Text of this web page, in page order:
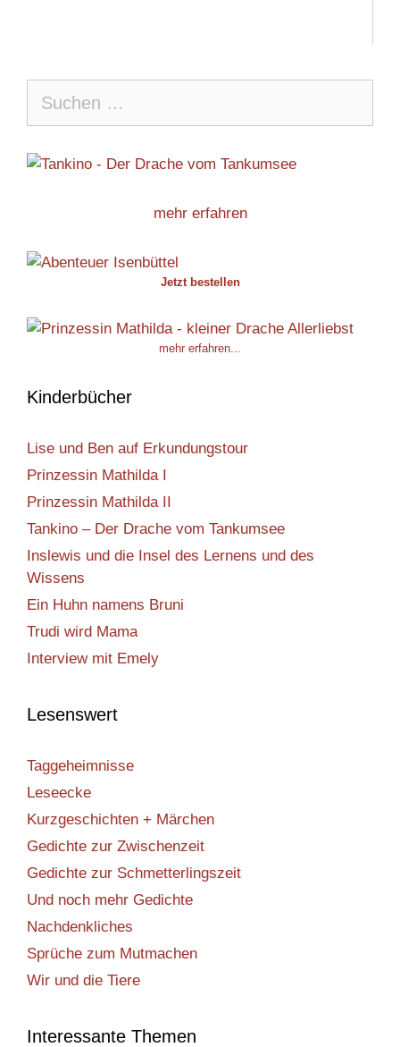
nach:
mehr erfahren
Jetzt bestellen
mehr erfahren...
Kinderbücher
Lise und Ben auf Erkundungstour
Prinzessin Mathilda I
Prinzessin Mathilda II
Tankino – Der Drache vom Tankumsee
Inslewis und die Insel des Lernens und des
Wissens
Ein Huhn namens Bruni
Trudi wird Mama
Interview mit Emely
Lesenswert
Taggeheimnisse
Leseecke
Kurzgeschichten + Märchen
Gedichte zur Zwischenzeit
Gedichte zur Schmetterlingszeit
Und noch mehr Gedichte
Nachdenkliches
Sprüche zum Mutmachen
Wir und die Tiere
Interessante Themen